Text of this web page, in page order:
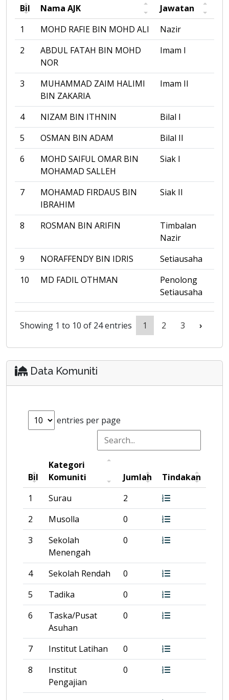
Bil Nama AJK
Jawatan
1
MOHD RAFIE BIN MOHD ALI
Nazir
2
ABDUL FATAH BIN MOHD
NOR
Imam I
3
MUHAMMAD ZAIM HALIMI
BIN ZAKARIA
Imam II
4 NIZAM BIN ITHNIN
Bilal I
5
OSMAN BIN ADAM
Bilal II
6
MOHD SAIFUL OMAR BIN
MOHAMAD SALLEH
Siak I
7
MOHAMAD FIRDAUS BIN
IBRAHIM
Siak II
8 ROSMAN BIN ARIFIN
Timbalan
Nazir
9
NORAFFENDY BIN IDRIS
Setiausaha
10
MD FADIL OTHMAN
Penolong
Setiausaha
Showing 1 to 10 of 24 entries 1 2 3 ›
Data Komuniti
entries per page
Bil
Kategori
Komuniti
Jumlah
Tindakan
1
Surau
2
2
Musolla
0
3
Sekolah
Menengah
0
4 Sekolah Rendah
0
5
Tadika
0
6
Taska/Pusat
Asuhan
0
7 Institut Latihan
0
8
Institut
Pengajian
0